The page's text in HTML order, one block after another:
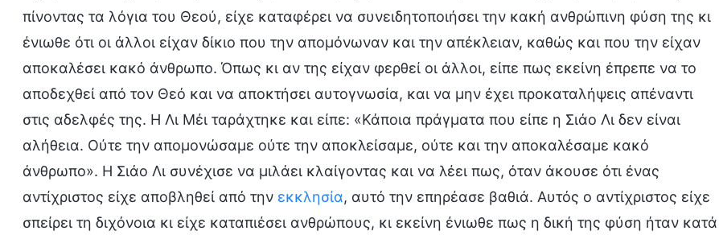
πίνοντας τα λόγια του Θεού, είχε καταφέρει να συνειδητοποιήσει την κακή ανθρώπινη φύση της κι
ένιωθε ότι οι άλλοι είχαν δίκιο που την απομόνωναν και την απέκλειαν, καθώς και που την είχαν
αποκαλέσει κακό άνθρωπο. Όπως κι αν της είχαν φερθεί οι άλλοι, είπε πως εκείνη έπρεπε να το
αποδεχθεί από τον Θεό και να αποκτήσει αυτογνωσία, και να μην έχει προκαταλήψεις απέναντι
στις αδελφές της. Η Λι Μέι ταράχτηκε και είπε: «Κάποια πράγματα που είπε η Σιάο Λι δεν είναι
αλήθεια. Ούτε την απομονώσαμε ούτε την αποκλείσαμε, ούτε και την αποκαλέσαμε κακό
άνθρωπο». Η Σιάο Λι συνέχισε να μιλάει κλαίγοντας και να λέει πως, όταν άκουσε ότι ένας
αντίχριστος είχε αποβληθεί από την εκκλησία, αυτό την επηρέασε βαθιά. Αυτός ο αντίχριστος είχε
σπείρει τη διχόνοια κι είχε καταπιέσει ανθρώπους, κι εκείνη ένιωθε πως η δική της φύση ήταν κατά